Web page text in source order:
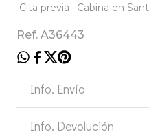
Cita previa · Cabina en
Ref. A36443
Info. Envío
Info. Devolución